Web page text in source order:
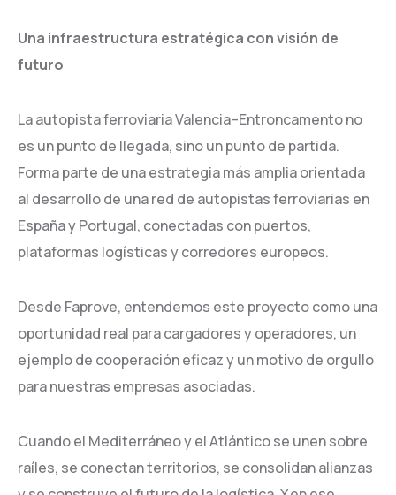
Una infraestructura estratégica con visión de
futuro
La autopista ferroviaria Valencia–Entroncamento no
es un punto de llegada, sino un punto de partida.
Forma parte de una estrategia más amplia orientada
al desarrollo de una red de autopistas ferroviarias en
España y Portugal, conectadas con puertos,
plataformas logísticas y corredores europeos.
Desde Faprove, entendemos este proyecto como una
oportunidad real para cargadores y operadores, un
ejemplo de cooperación eficaz y un motivo de orgullo
para nuestras empresas asociadas.
Cuando el Mediterráneo y el Atlántico se unen sobre
raíles, se conectan territorios, se consolidan alianzas